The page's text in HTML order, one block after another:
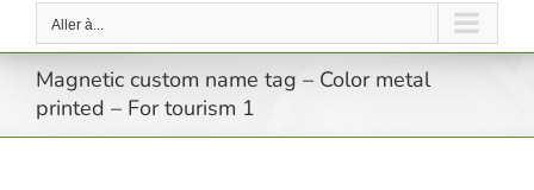
Aller à...
Magnetic custom name tag – Color metal
printed – For tourism 1